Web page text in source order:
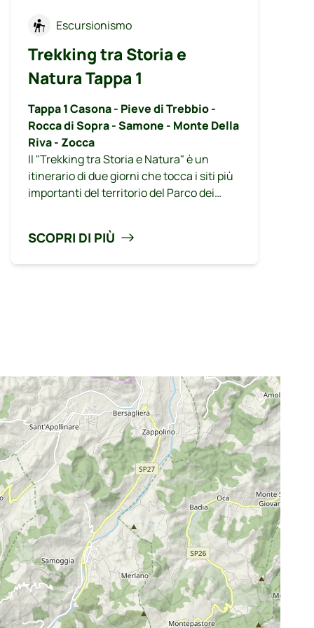
Escursionismo
Trekking tra Storia e
Natura Tappa 1
Tappa 1 Casona - Pieve di Trebbio -
Rocca di Sopra - Samone - Monte Della
Riva - Zocca
Il "Trekking tra Storia e Natura" è un
itinerario di due giorni che tocca i siti più
importanti del territorio del Parco dei
ricalca alcuni tra i principali percorsi
esistenti all'interno e immediatamente
E' possibile, infatti, modificare a piacere le
tappe suggerite a seconda delle esigenze
del momento. L'itinerario consente una
visione completa di tutto il territorio
protetto, sia dal punto di vista
naturalistico o geomorfologico che
storico-architettonico. Percorso nella
sua interezza, il trekking, indicato su
segnaletica verticale con l'acronimo
"TSN", conduce progressivamente nel
cuore dell'area protetta con saliscendi
che attraversano boschi, rii e campi, fino
alle imponenti rupi dei Sassi. Diversi sono
i luoghi di interesse che si possono
apprezzare. Tra i più suggestivi: l'antica
SCOPRI DI PIÙ